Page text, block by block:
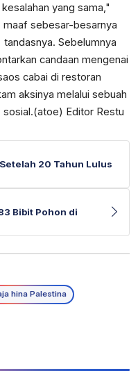
yang sama,"
maaf sebesar-besarnya
Sebelumnya
candaan mengenai
cabai di restoran
aksinya melalui sebuah
Editor Restu
20 Tahun Lulus
Bibit Pohon di
hina Palestina